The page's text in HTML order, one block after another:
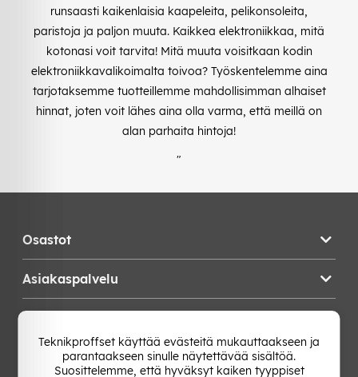
runsaasti kaikenlaisia kaapeleita, pelikonsoleita,
paristoja ja paljon muuta. Kaikkea elektroniikkaa, mitä
kotonasi voit tarvita! Mitä muuta voisitkaan kodin
elektroniikkavalikoimalta toivoa? Työskentelemme aina
tarjotaksemme tuotteillemme mahdollisimman alhaiset
hinnat, joten voit lähes aina olla varma, että meillä on
alan parhaita hintoja!
"
Osastot
Asiakaspalvelu
Vaihda Maa
Teknikproffset käyttää evästeitä mukauttaakseen ja
parantaakseen sinulle näytettävää sisältöä.
Suosittelemme, että hyväksyt kaiken tyyppiset